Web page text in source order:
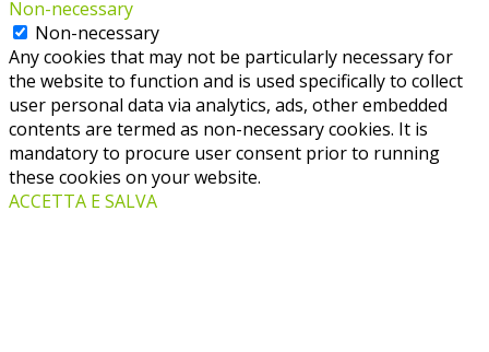
Non-necessary
Non-necessary
Any cookies that may not be particularly necessary for
the website to function and is used specifically to collect
user personal data via analytics, ads, other embedded
contents are termed as non-necessary cookies. It is
mandatory to procure user consent prior to running
these cookies on your website.
ACCETTA E SALVA